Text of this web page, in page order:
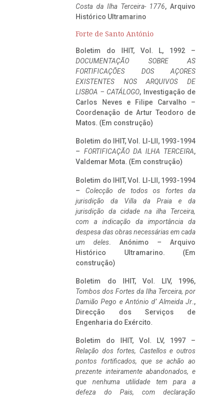
Costa da Ilha Terceira- 1776, Arquivo
Histórico Ultramarino
Forte de Santo António
Boletim do IHIT, Vol. L, 1992 –
DOCUMENTAÇÃO SOBRE AS
FORTIFICAÇÕES DOS AÇORES
EXISTENTES NOS ARQUIVOS DE
LISBOA – CATÁLOGO, Investigação de
Carlos Neves e Filipe Carvalho –
Coordenação de Artur Teodoro de
Matos. (Em construção)
Boletim do IHIT, Vol. LI-LII, 1993-1994
– FORTIFICAÇÃO DA ILHA TERCEIRA,
Valdemar Mota. (Em construção)
Boletim do IHIT, Vol. LI-LII, 1993-1994
– Colecção de todos os fortes da
jurisdição da Villa da Praia e da
jurisdição da cidade na ilha Terceira,
com a indicação da importância da
despesa das obras necessárias em cada
um deles. Anónimo – Arquivo
Histórico Ultramarino. (Em
construção)
Boletim do IHIT, Vol. LIV, 1996,
Tombos dos Fortes da Ilha Terceira, por
Damião Pego e António d’ Almeida Jr.,
Direcção dos Serviços de
Engenharia do Exército.
Boletim do IHIT, Vol. LV, 1997 –
Relação dos fortes, Castellos e outros
pontos fortificados, que se achão ao
prezente inteiramente abandonados, e
que nenhuma utilidade tem para a
defeza do Pais, com declaração